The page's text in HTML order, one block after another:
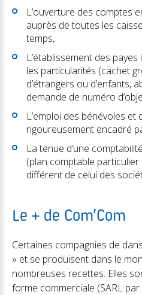
L’ouverture des comptes
auprès de toutes les
temps,
L’établissement des
les particularités (cachet
d’étrangers ou d’enfants,
demande de numéro
L’emploi des bénévoles
rigoureusement encadré
La tenue d’une
(plan comptable
différent de celui des
Le + de Com’Com
Certaines compagnies de
» et se produisent dans le
nombreuses recettes. Elles
forme commerciale (SARL